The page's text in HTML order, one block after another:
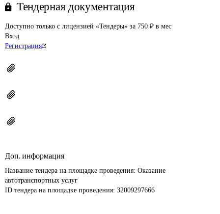
Тендерная документация
Доступно только с лицензией «Тендеры» за 750 ₽ в мес
Вход
Регистрация
Доп. информация
Название тендера на площадке проведения: Оказание
автотранспортных услуг
ID тендера на площадке проведения: 32009297666